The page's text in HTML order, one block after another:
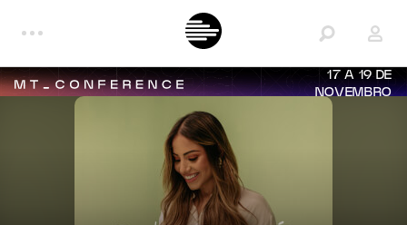
17 A 19 DE
NOVEMBRO